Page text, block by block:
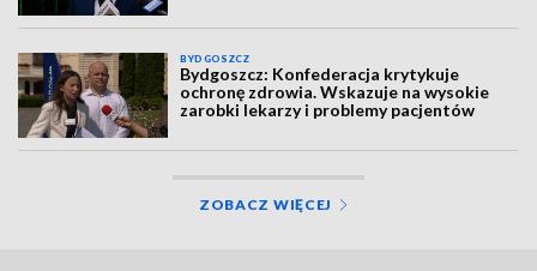
BYDGOSZCZ
Bydgoszcz: Konfederacja krytykuje
ochronę zdrowia. Wskazuje na wysokie
zarobki lekarzy i problemy pacjentów
ZOBACZ WIĘCEJ